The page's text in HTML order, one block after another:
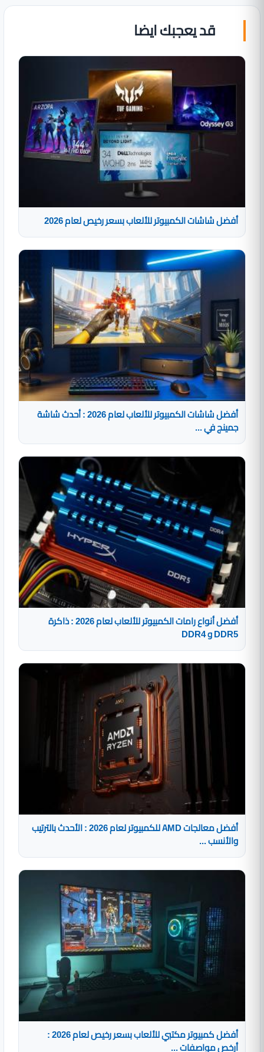
قد يعجبك ايضا
أفضل شاشات الكمبيوتر للألعاب بسعر رخيص لعام 2026
أفضل شاشات الكمبيوتر للألعاب لعام 2026 : أحدث شاشة
جمينج في ...
أفضل أنواع رامات الكمبيوتر للألعاب لعام 2026 : ذاكرة
DDR5 و DDR4
أفضل معالجات AMD للكمبيوتر لعام 2026 : الأحدث بالترتيب
والأنسب ...
أفضل كمبيوتر مكتبي للألعاب بسعر رخيص لعام 2026 :
أرخص مواصفات ...